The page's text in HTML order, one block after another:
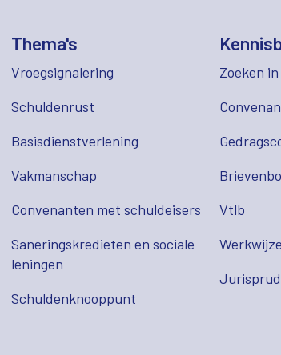
Thema's
Vroegsignalering
Schuldenrust
Basisdienstverlening
Vakmanschap
Convenanten met schuldeisers
Saneringskredieten en sociale
leningen
Schuldenknooppunt
Zoeken
Vtlb